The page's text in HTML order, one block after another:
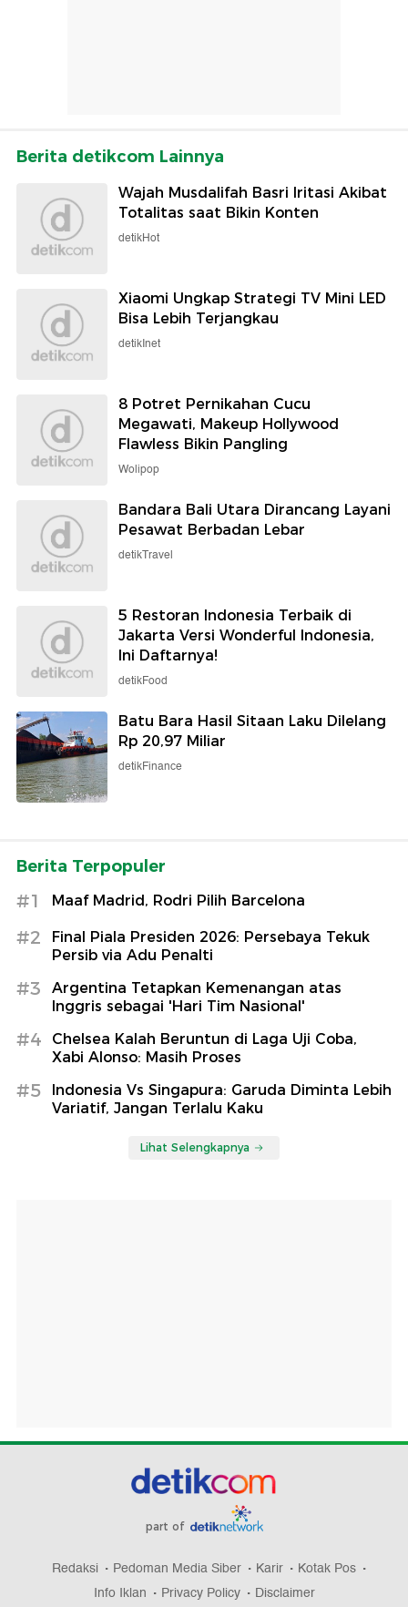
Berita detikcom Lainnya
Wajah Musdalifah Basri Iritasi Akibat
Totalitas saat Bikin Konten
detikHot
Xiaomi Ungkap Strategi TV Mini LED
Bisa Lebih Terjangkau
detikInet
8 Potret Pernikahan Cucu
Megawati, Makeup Hollywood
Flawless Bikin Pangling
Wolipop
Bandara Bali Utara Dirancang Layani
Pesawat Berbadan Lebar
detikTravel
5 Restoran Indonesia Terbaik di
Jakarta Versi Wonderful Indonesia,
Ini Daftarnya!
detikFood
Batu Bara Hasil Sitaan Laku Dilelang
Rp 20,97 Miliar
detikFinance
Berita Terpopuler
#1 Maaf Madrid, Rodri Pilih Barcelona
#2
Final Piala Presiden 2026: Persebaya Tekuk
Persib via Adu Penalti
#3
Argentina Tetapkan Kemenangan atas
Inggris sebagai 'Hari Tim Nasional'
#4
Chelsea Kalah Beruntun di Laga Uji Coba,
Xabi Alonso: Masih Proses
#5
Indonesia Vs Singapura: Garuda Diminta Lebih
Variatif, Jangan Terlalu Kaku
Lihat Selengkapnya
part of
Redaksi Pedoman Media Siber Karir
Kotak Pos
Info Iklan
Privacy Policy Disclaimer